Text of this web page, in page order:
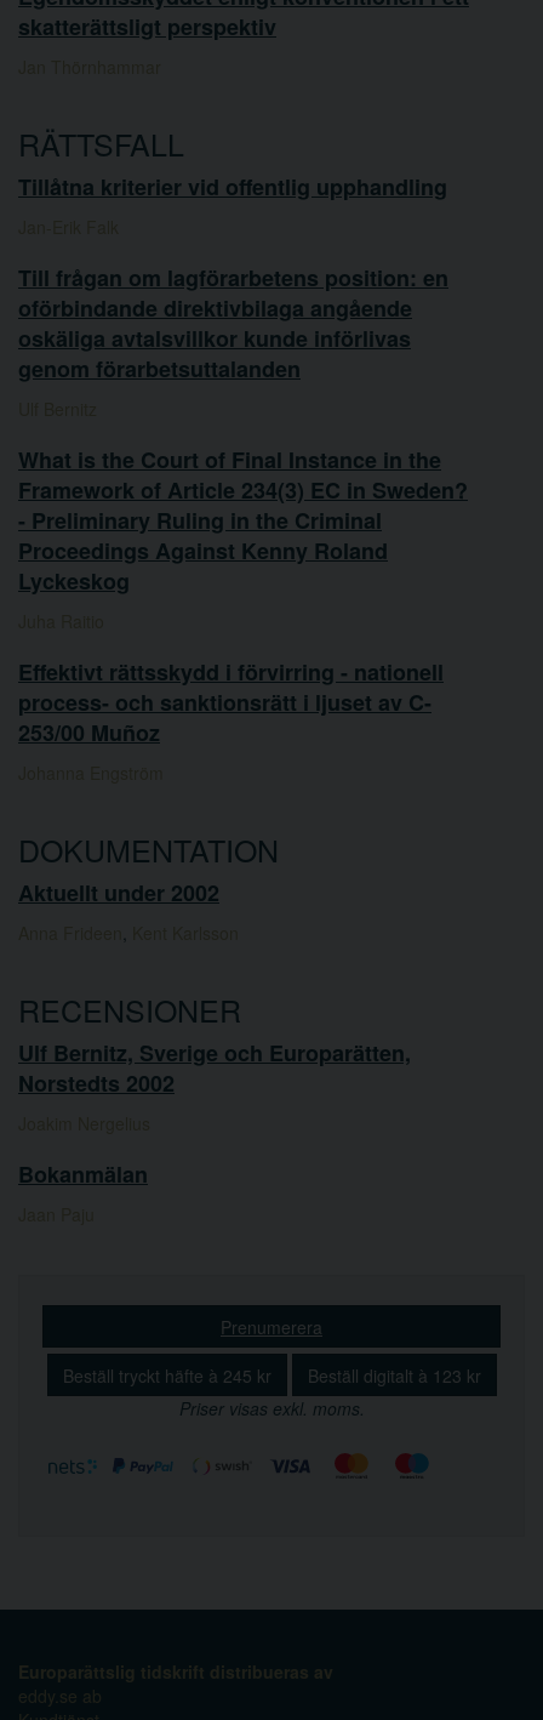
skatterättsligt perspektiv
RÄTTSFALL
Tillåtna kriterier vid offentlig upphandling
Till frågan om lagförarbetens position: en
oförbindande direktivbilaga angående
oskäliga avtalsvillkor kunde införlivas
genom förarbetsuttalanden
What is the Court of Final Instance in the
Framework of Article 234(3) EC in Sweden?
- Preliminary Ruling in the Criminal
Proceedings Against Kenny Roland
Lyckeskog
Effektivt rättsskydd i förvirring - nationell
process- och sanktionsrätt i ljuset av C-
253/00 Muñoz
DOKUMENTATION
Aktuellt under 2002
RECENSIONER
Ulf Bernitz, Sverige och Europarätten,
Norstedts 2002
Bokanmälan
Prenumerera
Beställ tryckt häfte à 245 kr
Beställ digitalt à 123 kr
Priser visas exkl. moms.
Europarättslig tidskrift distribueras av
eddy.se ab